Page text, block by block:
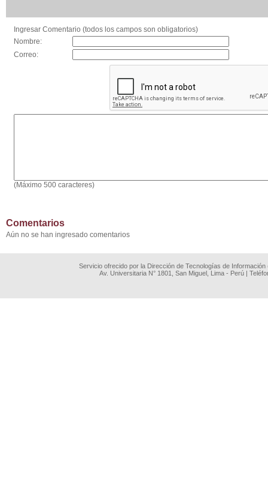
Ingresar Comentario (todos los campos son obligatorios)
Nombre:
Correo:
(Máximo 500 caracteres)
Comentarios
Aún no se han ingresado comentarios
Servicio ofrecido por la Dirección de Tecnologías de
Av. Universitaria N° 1801, San Miguel, Lima - Perú |